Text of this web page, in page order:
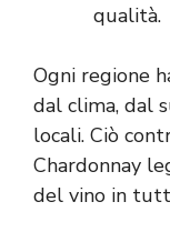
qualità.
Ogni regione
dal clima, dal
locali. Ciò
Chardonnay
del vino in